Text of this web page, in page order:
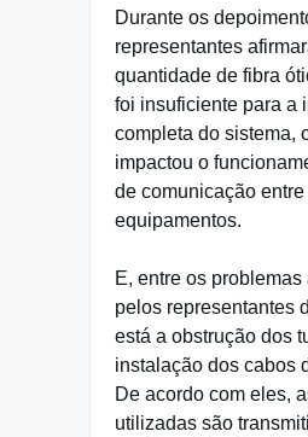
Durante os
representantes
quantidade de fibra
foi insuficiente para a
completa do sistema,
impactou o
de comunicação entre
equipamentos.
E, entre os
pelos representantes
está a obstrução dos
instalação dos cabos
De acordo com eles,
utilizadas são